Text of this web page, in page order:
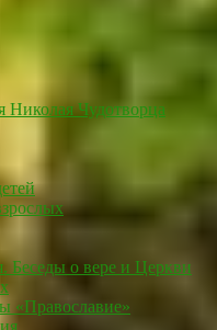
Николая Чудотворца
Беседы о вере и Церкви
«Православие»